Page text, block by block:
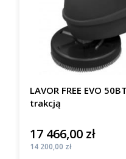
LAVOR FREE EVO
trakcją
Cena
17 466,00 zł
Cena
14 200,00 zł